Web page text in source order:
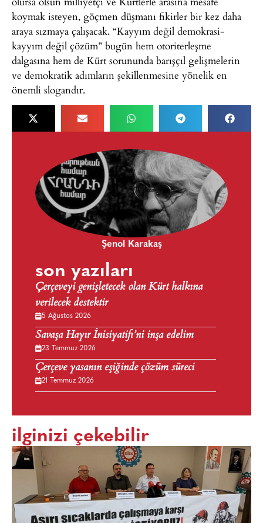
koymak isteyen, göçmen düşmanı fikirler bir kez daha
araya sızmaya çalışacak. “Kayyım değil demokrasi-
kayyım değil çözüm” bugün hem otoriterleşme
dalgasına hem de Kürt sorununda barışçıl gelişmelerin
ve demokratik adımların şekillenmesine yönelik en
önemli slogandır.
Şenol Karakaş
son yazıları
Çerçeveyi genişletecek olan Kürt halkına
verilecek destektir
5 Ağustos 2026
Savaşa Hayır İnisiyatifi’ni inşa edelim
23 Temmuz 2026
Çerçeve yasanın eşiğinde çözüm süreci
21 Temmuz 2026
ilginizi çekebilir